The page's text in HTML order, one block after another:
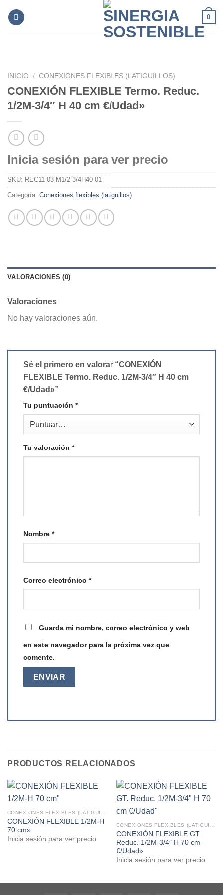
0
INICIO / CONEXIONES FLEXIBLES (LATIGUILLOS)
CONEXIÓN FLEXIBLE Termo. Reduc.
1/2M-3/4″ H 40 cm €/Udad»
Inicia sesión para ver precio
SKU: REC11 03 M1/2-3/4H40 01
Categoría: Conexiones flexibles (latiguillos)
VALORACIONES (0)
Valoraciones
No hay valoraciones aún.
Sé el primero en valorar “CONEXIÓN
FLEXIBLE Termo. Reduc. 1/2M-3/4″ H 40 cm
€/Udad»”
Tu puntuación *
Tu valoración *
Nombre *
Correo electrónico *
Guarda mi nombre, correo electrónico y web
en este navegador para la próxima vez que
comente.
PRODUCTOS RELACIONADOS
CONEXIONES FLEXIBLES (LATIGUILLOS)
CONEXIÓN FLEXIBLE 1/2M-H
70 cm»
Inicia sesión para ver precio
CONEXIONES FLEXIBLES (LATIGUILLOS)
CONEXIÓN FLEXIBLE GT.
Reduc. 1/2M-3/4″ H 70 cm
€/Udad»
Inicia sesión para ver precio